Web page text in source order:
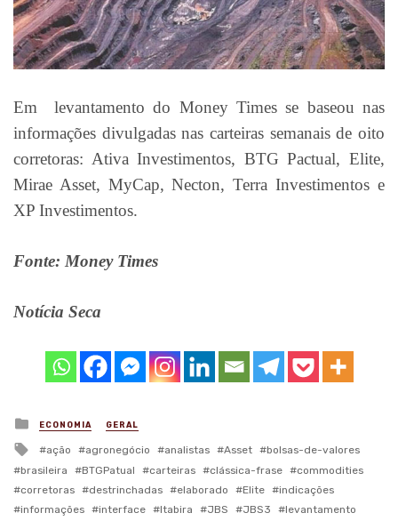
Em levantamento do Money Times se baseou nas
informações divulgadas nas carteiras semanais de oito
corretoras: Ativa Investimentos, BTG Pactual, Elite,
Mirae Asset, MyCap, Necton, Terra Investimentos e
XP Investimentos.
Fonte: Money Times
Notícia Seca
Posted
in
ECONOMIA GERAL
Tagged
with
ação agronegócio analistas Asset
bolsas-de-valores
brasileira
BTGPatual carteiras clássica-frase
commodities
corretoras
destrinchadas elaborado Elite
indicações
informações
interface Itabira JBS JBS3 levantamento